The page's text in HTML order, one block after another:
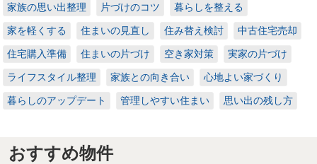
家族の思い出整理 片づけのコツ 暮らしを整える
家を軽くする 住まいの見直し 住み替え検討 中古住宅売却
住宅購入準備 住まいの片づけ 空き家対策 実家の片づけ
ライフスタイル整理 家族との向き合い 心地よい家づくり
暮らしのアップデート 管理しやすい住まい 思い出の残し方
おすすめ物件